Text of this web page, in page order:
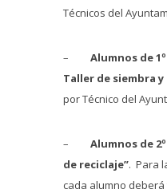
Técnicos del
– Alumnos de
Taller de siembra
por Técnico del
– Alumnos de
de reciclaje”. Para
cada alumno